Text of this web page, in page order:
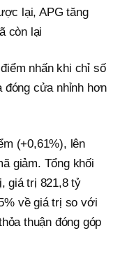
lại, APG tăng
còn lại
nhấn khi chỉ số
đóng cửa nhỉnh hơn
(+0,61%), lên
giảm. Tổng khối
giá trị 821,8 tỷ
về giá trị so với
thuận đóng góp